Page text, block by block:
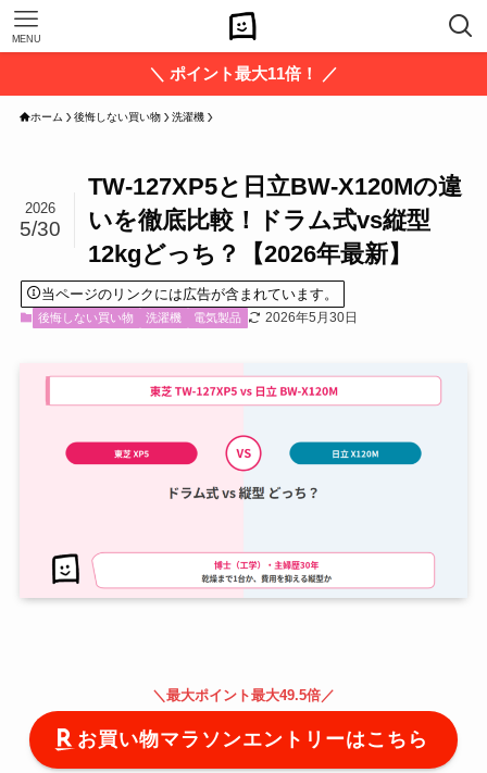
MENU
＼ ポイント最大11倍！ ／
ホーム 後悔しない買い物 洗濯機
TW-127XP5と日立BW-X120Mの違
いを徹底比較！ドラム式vs縦型
12kgどっち？【2026年最新】
2026
5/30
当ページのリンクには広告が含まれています。
後悔しない買い物 洗濯機 電気製品 2026年5月30日
＼ 最大ポイント最大49.5倍 ／
お買い物マラソンエントリーはこちら